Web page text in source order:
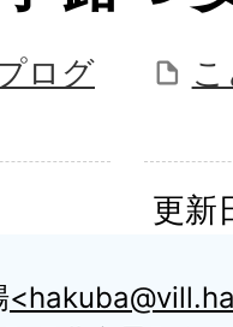
ログ
更新